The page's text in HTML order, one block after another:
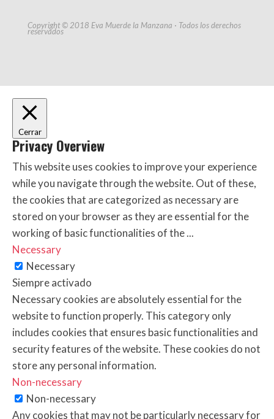
Copyright © 2018 Eva Muerde la Manzana · Todos los derechos
reservados
Cerrar
Privacy Overview
This website uses cookies to improve your experience
while you navigate through the website. Out of these,
the cookies that are categorized as necessary are
stored on your browser as they are essential for the
working of basic functionalities of the...
Necessary
Necessary
Siempre activado
Necessary cookies are absolutely essential for the
website to function properly. This category only
includes cookies that ensures basic functionalities and
security features of the website. These cookies do not
store any personal information.
Non-necessary
Non-necessary
Any cookies that may not be particularly necessary for